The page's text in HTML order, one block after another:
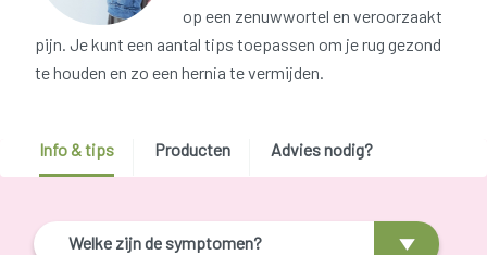
op een zenuwwortel en veroorzaakt
pijn. Je kunt een aantal tips toepassen om je rug gezond
te houden en zo een hernia te vermijden.
Info & tips Producten Advies nodig?
Welke zijn de symptomen?